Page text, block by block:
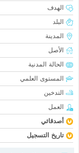
الهدف
البلد
المدينة
الأصل
الحالة المدنية
المستوى العلمي
التدخين
العمل
أصدقائي
تاريخ التسجيل